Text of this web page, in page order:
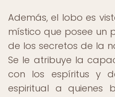
Además, el lobo es
místico que posee un
de los secretos de la
Se le atribuye la
con los espíritus y
espiritual a quienes